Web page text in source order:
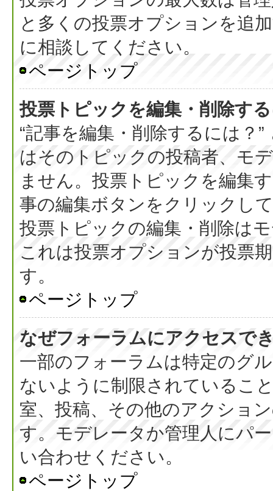
と多くの投票オプションを追
に相談してください。
ページトップ
投票トピックを編集・削除す
“記事を編集・削除するには？
はそのトピックの投稿者、モ
ません。投票トピックを編集
事の編集ボタンをクリックし
投票トピックの編集・削除は
これは投票オプションが投票
す。
ページトップ
なぜフォーラムにアクセスで
一部のフォーラムは特定のグ
ないように制限されているこ
室、投稿、その他のアクショ
す。モデレータか管理人にパ
い合わせください。
ページトップ